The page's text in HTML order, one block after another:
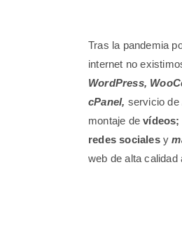
Tras la pandemia
internet no
WordPress,
cPanel, servicio de
montaje devídeos;
redes socialesy
web de alta